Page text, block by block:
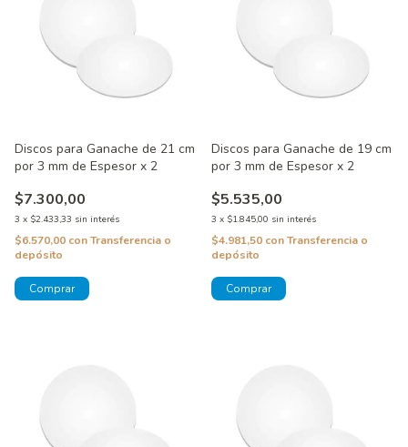
Discos para Ganache de 21 cm
por 3 mm de Espesor x 2
$7.300,00
3 x $2.433,33 sin interés
$6.570,00 conTransferencia o
depósito
Discos para Ganache de 19 cm
por 3 mm de Espesor x 2
$5.535,00
3 x $1.845,00 sin interés
$4.981,50 conTransferencia o
depósito